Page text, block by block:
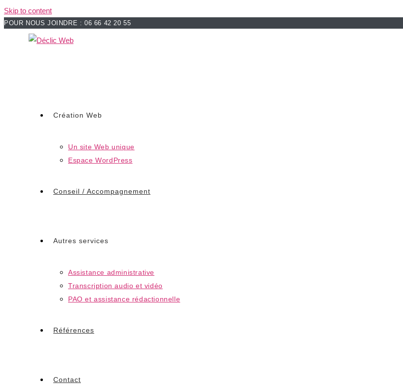
Skip to content
POUR NOUS JOINDRE : 06 66 42 20 55
Création Web
Un site Web unique
Espace WordPress
Conseil / Accompagnement
Autres services
Assistance administrative
Transcription audio et vidéo
PAO et assistance rédactionnelle
Références
Contact